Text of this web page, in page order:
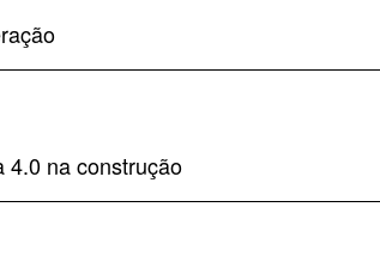
4.0 na construção